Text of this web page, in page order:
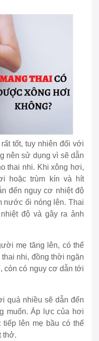
tốt, tuy nhiên đối với
nên sử dụng vì sẽ dẫn
thai nhi. Khi xông hơi,
hoặc trùm kín và hít
đến nguy cơ nhiệt độ
nước ối nóng lên. Thai
độ và gây ra ảnh
mẹ tăng lên, có thể
nhi, đồng thời ngăn
còn có nguy cơ dẫn tới
quá nhiều sẽ dẫn đến
muốn. Áp lực của hơi
tiếp lên mẹ bầu có thể
thở.